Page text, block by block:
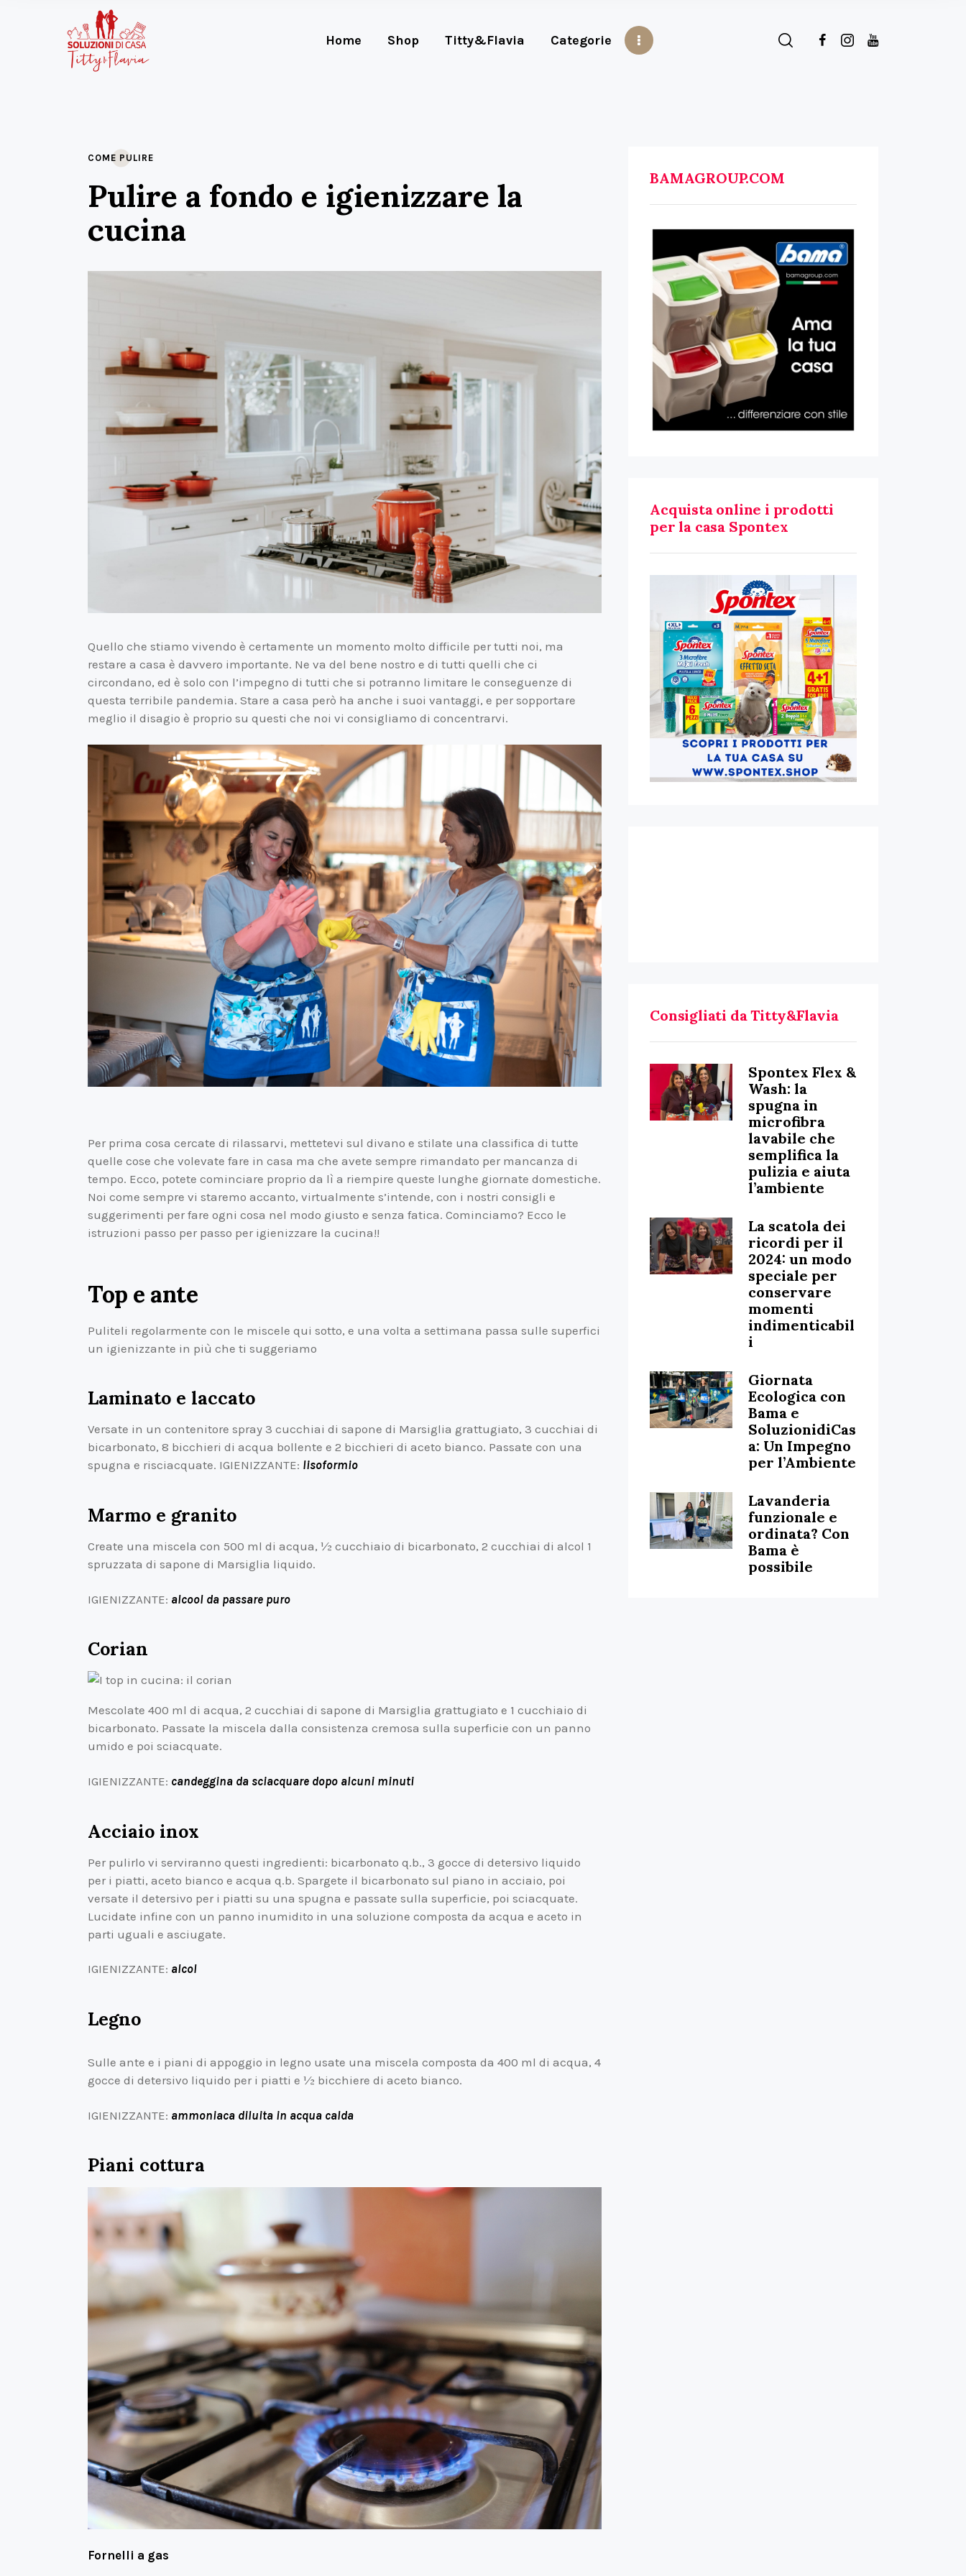
Home Shop Titty&Flavia Categorie
COME PULIRE
Pulire a fondo e igienizzare la
cucina
Quello che stiamo vivendo è certamente un momento molto difficile per tutti noi, ma
restare a casa è davvero importante. Ne va del bene nostro e di tutti quelli che ci
circondano, ed è solo con l’impegno di tutti che si potranno limitare le conseguenze di
questa terribile pandemia. Stare a casa però ha anche i suoi vantaggi, e per sopportare
meglio il disagio è proprio su questi che noi vi consigliamo di concentrarvi.
Per prima cosa cercate di rilassarvi, mettetevi sul divano e stilate una classifica di tutte
quelle cose che volevate fare in casa ma che avete sempre rimandato per mancanza di
tempo. Ecco, potete cominciare proprio da lì a riempire queste lunghe giornate domestiche.
Noi come sempre vi staremo accanto, virtualmente s’intende, con i nostri consigli e
suggerimenti per fare ogni cosa nel modo giusto e senza fatica. Cominciamo? Ecco le
istruzioni passo per passo per igienizzare la cucina!!
Top e ante
Puliteli regolarmente con le miscele qui sotto, e una volta a settimana passa sulle superfici
un igienizzante in più che ti suggeriamo
Laminato e laccato
Versate in un contenitore spray 3 cucchiai di sapone di Marsiglia grattugiato, 3 cucchiai di
bicarbonato, 8 bicchieri di acqua bollente e 2 bicchieri di aceto bianco. Passate con una
spugna e risciacquate. IGIENIZZANTE: lisoformio
Marmo e granito
Create una miscela con 500 ml di acqua, ½ cucchiaio di bicarbonato, 2 cucchiai di alcol 1
spruzzata di sapone di Marsiglia liquido.
IGIENIZZANTE: alcool da passare puro
Corian
Mescolate 400 ml di acqua, 2 cucchiai di sapone di Marsiglia grattugiato e 1 cucchiaio di
bicarbonato. Passate la miscela dalla consistenza cremosa sulla superficie con un panno
umido e poi sciacquate.
IGIENIZZANTE: candeggina da sciacquare dopo alcuni minuti
Acciaio inox
Per pulirlo vi serviranno questi ingredienti: bicarbonato q.b., 3 gocce di detersivo liquido
per i piatti, aceto bianco e acqua q.b. Spargete il bicarbonato sul piano in acciaio, poi
versate il detersivo per i piatti su una spugna e passate sulla superficie, poi sciacquate.
Lucidate infine con un panno inumidito in una soluzione composta da acqua e aceto in
parti uguali e asciugate.
IGIENIZZANTE: alcol
Legno
Sulle ante e i piani di appoggio in legno usate una miscela composta da 400 ml di acqua, 4
gocce di detersivo liquido per i piatti e ½ bicchiere di aceto bianco.
IGIENIZZANTE: ammoniaca diluita in acqua calda
Piani cottura
Fornelli a gas
BAMAGROUP.COM
Acquista online i prodotti
per la casa Spontex
Consigliati da Titty&Flavia
Spontex Flex &
Wash: la
spugna in
microfibra
lavabile che
semplifica la
pulizia e aiuta
l’ambiente
La scatola dei
ricordi per il
2024: un modo
speciale per
conservare
momenti
indimenticabil
i
Giornata
Ecologica con
Bama e
SoluzionidiCas
a: Un Impegno
per l’Ambiente
Lavanderia
funzionale e
ordinata? Con
Bama è
possibile